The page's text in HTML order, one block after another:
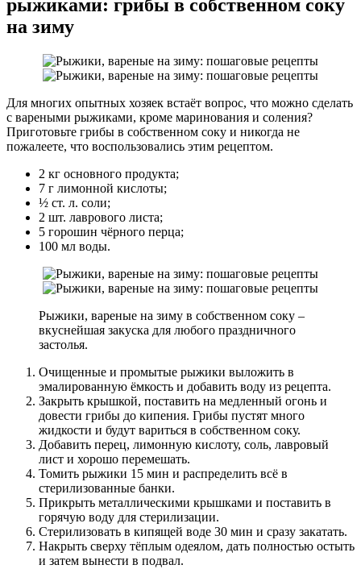
рыжиками: грибы в собственном соку
на зиму
Для многих опытных хозяек встаёт вопрос, что можно сделать
с вареными рыжиками, кроме маринования и соления?
Приготовьте грибы в собственном соку и никогда не
пожалеете, что воспользовались этим рецептом.
2 кг основного продукта;
7 г лимонной кислоты;
½ ст. л. соли;
2 шт. лаврового листа;
5 горошин чёрного перца;
100 мл воды.
Рыжики, вареные на зиму в собственном соку –
вкуснейшая закуска для любого праздничного
застолья.
Очищенные и промытые рыжики выложить в
эмалированную ёмкость и добавить воду из рецепта.
Закрыть крышкой, поставить на медленный огонь и
довести грибы до кипения. Грибы пустят много
жидкости и будут вариться в собственном соку.
Добавить перец, лимонную кислоту, соль, лавровый
лист и хорошо перемешать.
Томить рыжики 15 мин и распределить всё в
стерилизованные банки.
Прикрыть металлическими крышками и поставить в
горячую воду для стерилизации.
Стерилизовать в кипящей воде 30 мин и сразу закатать.
Накрыть сверху тёплым одеялом, дать полностью остыть
и затем вынести в подвал.